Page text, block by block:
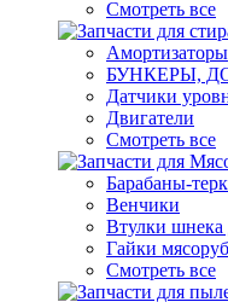
Смотреть все
Амортизаторы
БУНКЕРЫ,
Датчики
Двигатели
Смотреть все
Барабаны-
Венчики
Втулки шнека
Гайки
Смотреть все